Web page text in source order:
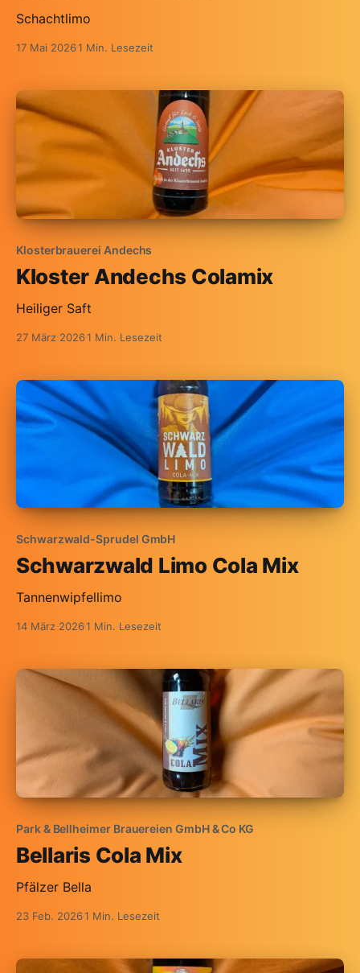
Schachtlimo
17 Mai 20261 Min. Lesezeit
Klosterbrauerei Andechs
Kloster Andechs Colamix
Heiliger Saft
27 März 20261 Min. Lesezeit
Schwarzwald-Sprudel GmbH
Schwarzwald Limo Cola Mix
Tannenwipfellimo
14 März 20261 Min. Lesezeit
Park & Bellheimer Brauereien GmbH & Co KG
Bellaris Cola Mix
Pfälzer Bella
23 Feb. 20261 Min. Lesezeit